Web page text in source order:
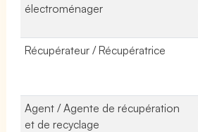
électroménager
Récupérateur / Récupératrice
Agent / Agente de récupération
et de recyclage